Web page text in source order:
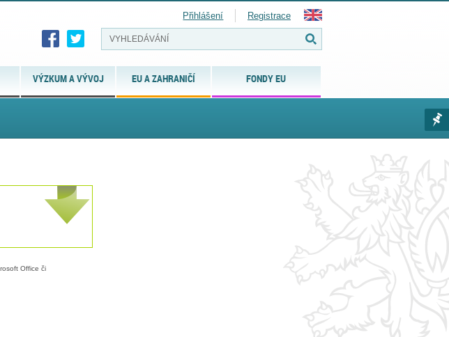
VÝZKUM A VÝVOJ EU A ZAHRANIČÍ FONDY EU
Přihlášení Registrace
Office či